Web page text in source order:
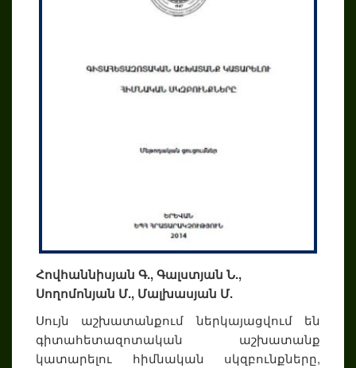
Հովհաննիսյան Գ., Գալստյան Ն.,
Սողոմոնյան Մ., Մալխասյան Մ.
Սույն աշխատանքում ներկայացվում են
գիտահետազոտական աշխատանք
կատարելու հիմնական սկզբունքները,